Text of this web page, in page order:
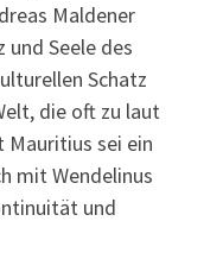
Maldener
und Seele des
Schatz
die oft zu laut
Mauritius sei ein
mit Wendelinus
und